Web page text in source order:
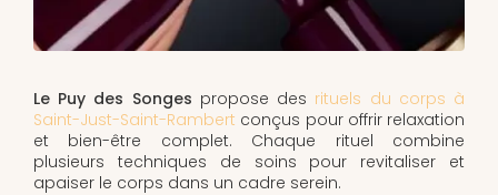
Le Puy des Songes propose des rituels du corps à
Saint-Just-Saint-Rambert conçus pour offrir relaxation
et bien-être complet. Chaque rituel combine
plusieurs techniques de soins pour revitaliser et
apaiser le corps dans un cadre serein.